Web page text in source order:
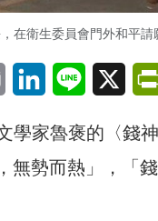
在衛生委員會門外和平請
Email LinkedInLine X
學家魯褒的〈錢
無勢而熱」，「